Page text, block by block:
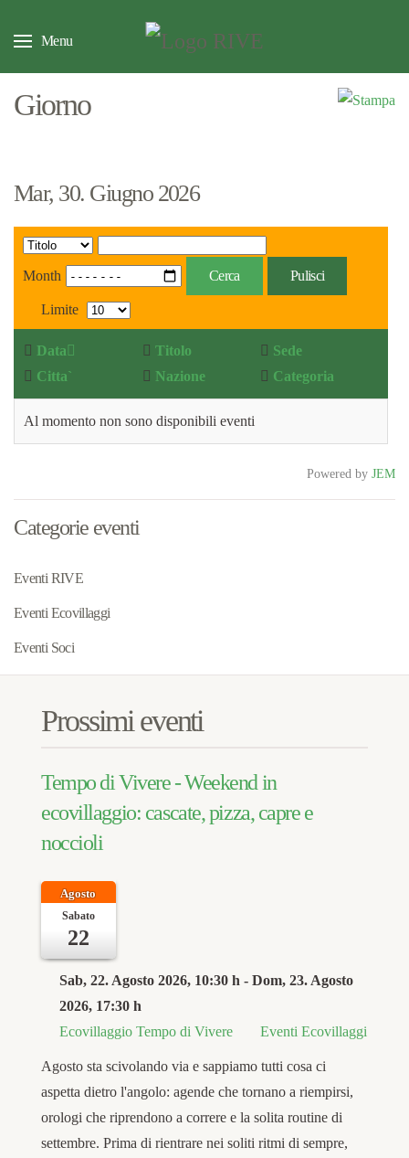
Menu
Giorno
Mar, 30. Giugno 2026
Month Cerca Pulisci
Limite
Data Titolo
Sede
Citta`
Nazione Categoria
Al momento non sono disponibili eventi
Powered by JEM
Categorie eventi
Eventi RIVE
Eventi Ecovillaggi
Eventi Soci
Prossimi eventi
Tempo di Vivere - Weekend in
ecovillaggio: cascate, pizza, capre e
noccioli
Agosto
Sabato
22
Sab, 22. Agosto 2026, 10:30 h - Dom, 23. Agosto
2026, 17:30 h
Ecovillaggio Tempo di Vivere
Eventi Ecovillaggi
Agosto sta scivolando via e sappiamo tutti cosa ci
aspetta dietro l'angolo: agende che tornano a riempirsi,
orologi che riprendono a correre e la solita routine di
settembre. Prima di rientrare nei soliti ritmi di sempre,